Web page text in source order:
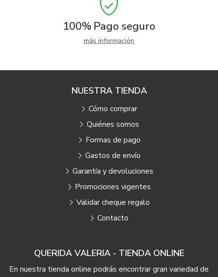
100% Pago seguro
más información
QUERIDA VALERIA - TIENDA ONLINE
En nuestra tienda online podrás encontrar gran variedad de
NUESTRA TIENDA
Cómo comprar
Quiénes somos
Formas de pago
Gastos de envío
Garantía y devoluciones
Promociones vigentes
Validar cheque regalo
Contacto